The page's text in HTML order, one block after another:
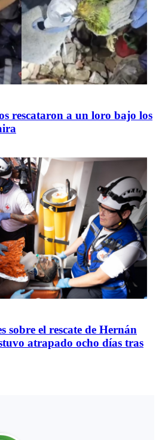
rescataron a un loro bajo los
sobre el rescate de Hernán
atrapado ocho días tras